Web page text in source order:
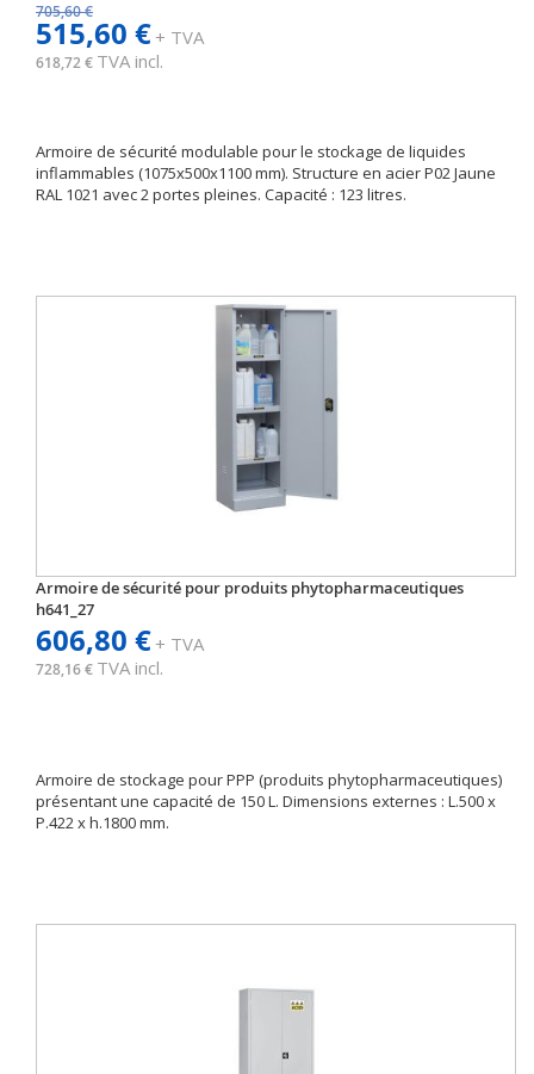
705,60 €
515,60 €+ TVA
618,72 € TVA incl.
Armoire de sécurité modulable pour le stockage de liquides
inflammables (1075x500x1100 mm). Structure en acier P02 Jaune
RAL 1021 avec 2 portes pleines. Capacité : 123 litres.
Armoire de sécurité pour produits phytopharmaceutiques
h641_27
606,80 €+ TVA
728,16 € TVA incl.
Armoire de stockage pour PPP (produits phytopharmaceutiques)
présentant une capacité de 150 L. Dimensions externes : L.500 x
P.422 x h.1800 mm.